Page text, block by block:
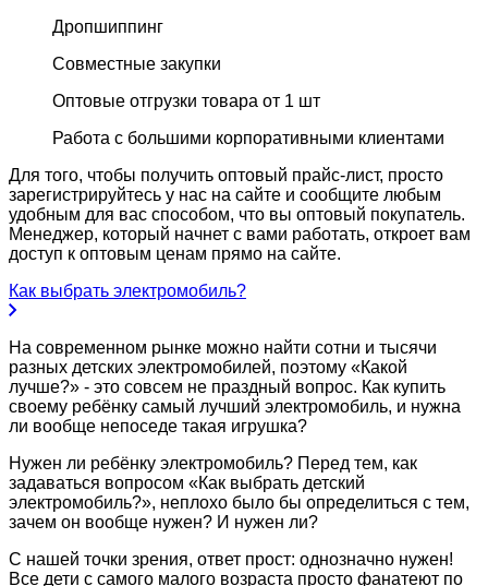
Дропшиппинг
Совместные закупки
Оптовые отгрузки товара от 1 шт
Работа с большими корпоративными клиентами
Для того, чтобы получить оптовый прайс-лист, просто
зарегистрируйтесь у нас на сайте и сообщите любым
удобным для вас способом, что вы оптовый покупатель.
Менеджер, который начнет с вами работать, откроет вам
доступ к оптовым ценам прямо на сайте.
Как выбрать электромобиль?
На современном рынке можно найти сотни и тысячи
разных детских электромобилей, поэтому «Какой
лучше?» - это совсем не праздный вопрос. Как купить
своему ребёнку самый лучший электромобиль, и нужна
ли вообще непоседе такая игрушка?
Нужен ли ребёнку электромобиль? Перед тем, как
задаваться вопросом «Как выбрать детский
электромобиль?», неплохо было бы определиться с тем,
зачем он вообще нужен? И нужен ли?
С нашей точки зрения, ответ прост: однозначно нужен!
Все дети с самого малого возраста просто фанатеют по